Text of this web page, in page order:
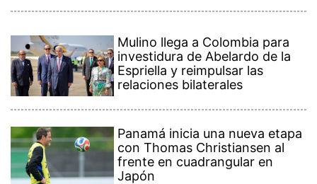
Mulino llega a Colombia para
investidura de Abelardo de la
Espriella y reimpulsar las
relaciones bilaterales
Panamá inicia una nueva etapa
con Thomas Christiansen al
frente en cuadrangular en
Japón